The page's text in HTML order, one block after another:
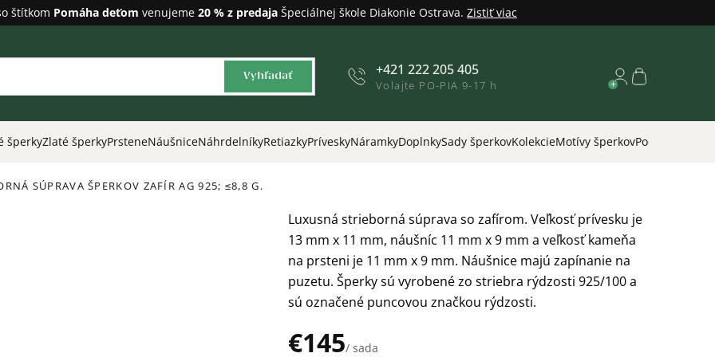
štítkom Pomáha deťom venujeme 20 % z predaja Špeciálnej škole Diakonie Ostrava. Zistiť viac
Vyhľadať +421 222 205 405
Volajte PO-PIA 9-17 h
Nákupný
šperkyZlaté šperkyPrsteneNáušniceNáhrdelníkyRetiazkyPríveskyNáramkyDoplnkySady šperkovKolekcieMotívy šperkovPodľa
SÚPRAVA ŠPERKOV ZAFÍRAG 925; ≤8,8 G.
€145/ sada
Jednotková
Luxusná strieborná súprava so zafírom. Veľkosť prívesku je
13 mm x 11 mm, náušníc 11 mm x 9 mm a veľkosť kameňa
na prsteni je 11 mm x 9 mm. Náušnice majú zapínanie na
puzetu. Šperky sú vyrobené zo striebra rýdzosti 925/100 a
sú označené puncovou značkou rýdzosti.